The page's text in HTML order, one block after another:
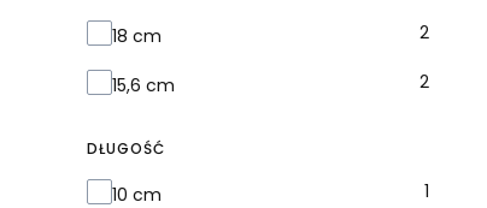
18 cm 2
15,6 cm 2
DŁUGOŚĆ
Długość
10 cm 1